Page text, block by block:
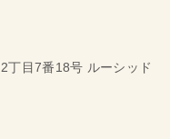
丁目7番18号 ルーシッド